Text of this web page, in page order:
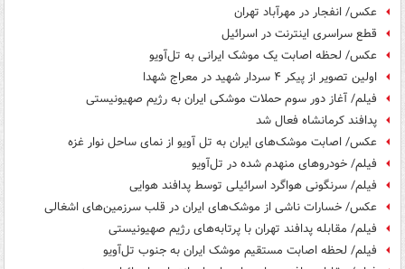
عکس/ انفجار در مهرآباد تهران
قطع سراسری اینترنت در اسرائیل
عکس/ لحظه اصابت یک موشک ایرانی به تل‌آویو
اولین تصویر از پیکر ۴ سردار شهید در معراج شهدا
فیلم/ آغاز دور سوم حملات موشکی ایران به رژیم صهیونیستی
پدافند کرمانشاه فعال شد
عکس/ اصابت موشک‌های ایران به تل آویو از نمای ساحل نوار غزه
فیلم/ خودروهای منهدم شده در تل‌آویو
فیلم/ سرنگونی هواگرد اسرائیلی توسط پدافند هوایی
عکس/ خسارات ناشی از موشک‌های ایران در قلب سرزمین‌های اشغالی
فیلم/ مقابله پدافند تهران با پرتابه‌های رژیم صهیونیستی
فیلم/ لحظه اصابت مستقیم موشک‌ ایران به جنوب تل‌آویو